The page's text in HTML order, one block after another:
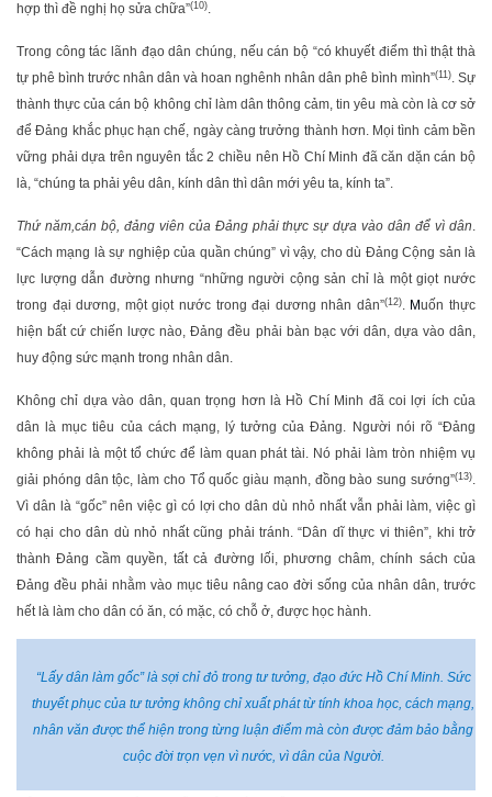
hợp thì đề nghị họ sửa chữa”(10).
Trong công tác lãnh đạo dân chúng, nếu cán bộ “có khuyết điểm thì thật thà
tự phê bình trước nhân dân và hoan nghênh nhân dân phê bình mình”(11). Sự
thành thực của cán bộ không chỉ làm dân thông cảm, tin yêu mà còn là cơ sở
để Đảng khắc phục hạn chế, ngày càng trưởng thành hơn. Mọi tình cảm bền
vững phải dựa trên nguyên tắc 2 chiều nên Hồ Chí Minh đã căn dặn cán bộ
là, “chúng ta phải yêu dân, kính dân thì dân mới yêu ta, kính ta”.
Thứ năm,cán bộ, đảng viên của Đảng phải thực sự dựa vào dân để vì dân.
“Cách mạng là sự nghiệp của quần chúng” vì vậy, cho dù Đảng Cộng sản là
lực lượng dẫn đường nhưng “những người cộng sản chỉ là một giọt nước
trong đại dương, một giọt nước trong đại dương nhân dân”(12).Muốn thực
hiện bất cứ chiến lược nào, Đảng đều phải bàn bạc với dân, dựa vào dân,
huy động sức mạnh trong nhân dân.
Không chỉ dựa vào dân, quan trọng hơn là Hồ Chí Minh đã coi lợi ích của
dân là mục tiêu của cách mạng, lý tưởng của Đảng. Người nói rõ “Đảng
không phải là một tổ chức để làm quan phát tài. Nó phải làm tròn nhiệm vụ
giải phóng dân tộc, làm cho Tổ quốc giàu mạnh, đồng bào sung sướng”(13).
Vì dân là “gốc” nên việc gì có lợi cho dân dù nhỏ nhất vẫn phải làm, việc gì
có hại cho dân dù nhỏ nhất cũng phải tránh. “Dân dĩ thực vi thiên”, khi trở
thành Đảng cầm quyền, tất cả đường lối, phương châm, chính sách của
Đảng đều phải nhằm vào mục tiêu nâng cao đời sống của nhân dân, trước
hết là làm cho dân có ăn, có mặc, có chỗ ở, được học hành.
“Lấy dân làm gốc” là sợi chỉ đỏ trong tư tưởng, đạo đức Hồ Chí Minh. Sức
thuyết phục của tư tưởng không chỉ xuất phát từ tính khoa học, cách mạng,
nhân văn được thể hiện trong từng luận điểm mà còn được đảm bảo bằng
cuộc đời trọn vẹn vì nước, vì dân của Người.